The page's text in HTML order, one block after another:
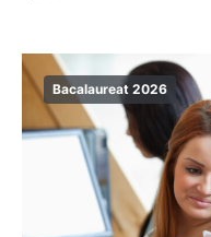
Bacalaureat 2026